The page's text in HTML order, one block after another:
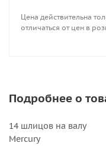
Внешний диаметр,
Цена действительна
отличаться от цен в
Подробнее о
14 шлицов на валу
Mercury